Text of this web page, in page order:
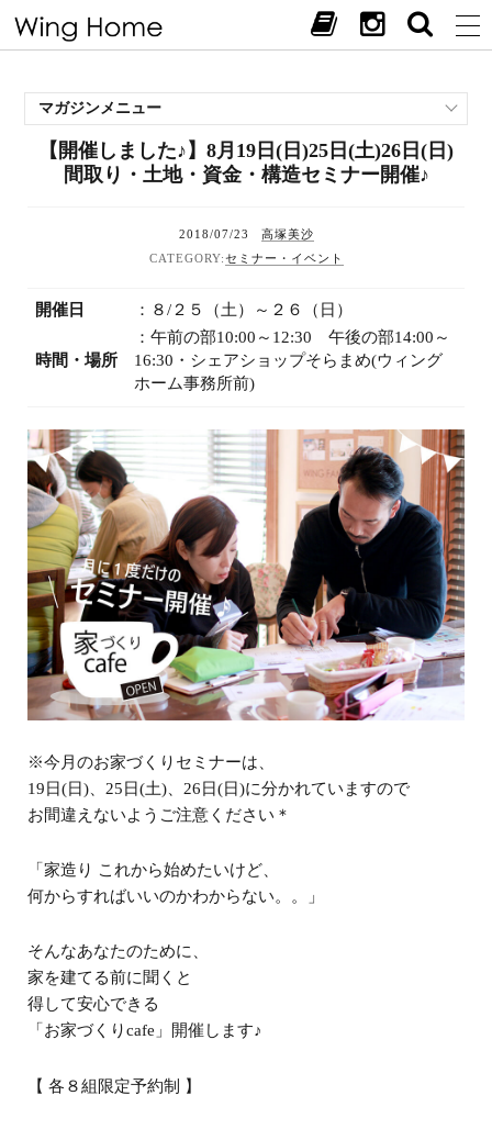
マガジンメニュー
施工事例
スタッフブログ
オススメの土地
お施主様ブログ
【開催しました♪】8月19日(日)25日(土)26日(日)
間取り・土地・資金・構造セミナー開催♪
2018/07/23
高塚美沙
セミナー・イベント
開催日 ：８/２５（土）～２６（日）
時間・場所
：午前の部10:00～12:30 午後の部14:00～
16:30・シェアショップそらまめ(ウィング
ホーム事務所前)
※今月のお家づくりセミナーは、
19日(日)、25日(土)、26日(日)に分かれていますので
お間違えないようご注意ください＊
「家造り これから始めたいけど、
何からすればいいのかわからない。。」
そんなあなたのために、
家を建てる前に聞くと
得して安心できる
「お家づくりcafe」開催します♪
【 各８組限定予約制 】